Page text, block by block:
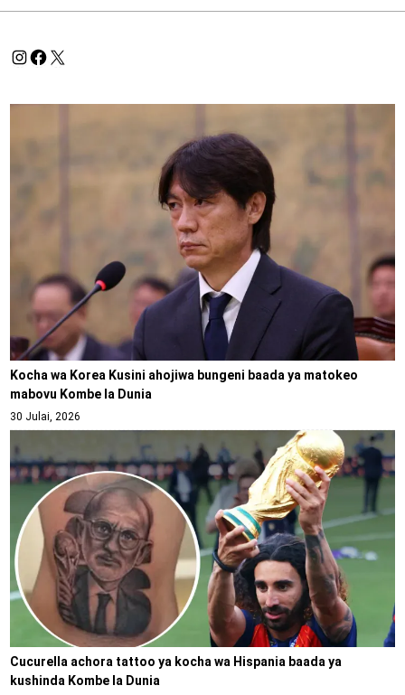
Kocha wa Korea Kusini ahojiwa bungeni baada ya matokeo
mabovu Kombe la Dunia
30 Julai, 2026
Cucurella achora tattoo ya kocha wa Hispania baada ya
kushinda Kombe la Dunia